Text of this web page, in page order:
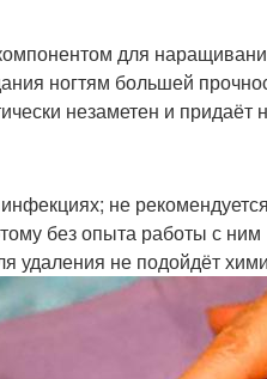
для
ногтям большей
незаметен и
не
без опыта работы с
удаления не подойдёт